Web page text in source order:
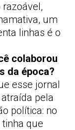
um
linhas é o
colaborou
da época?
esse jornal
pela
política: no
que